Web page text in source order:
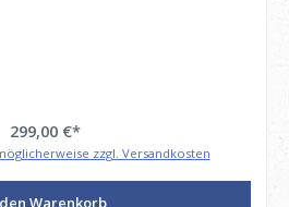
299,00 €*
zzgl. Versandkosten
Warenkorb